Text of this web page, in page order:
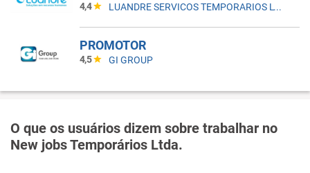
4,4 LUANDRE SERVICOS TEMPORARIOS LTDA. (C-I)
PROMOTOR
4,5 GI GROUP
O que os usuários dizem sobre trabalhar no
New jobs Temporários Ltda.